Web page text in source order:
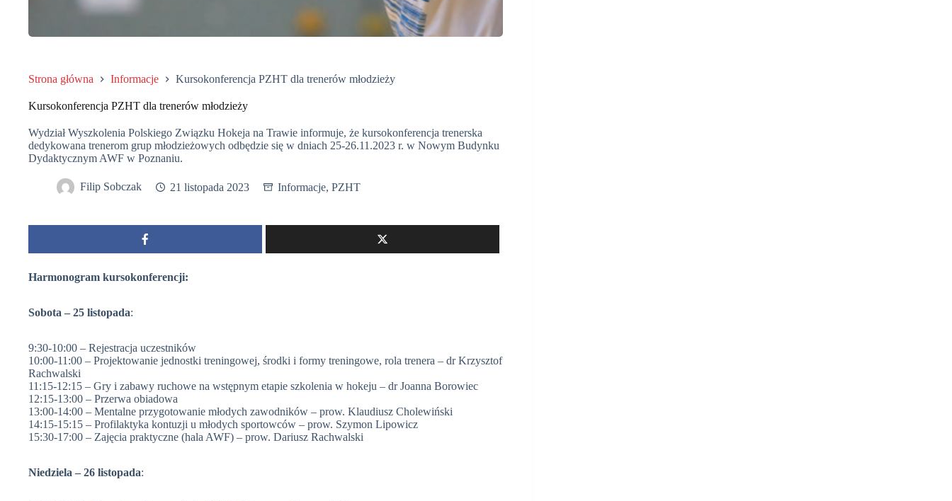
Strona główna Informacje Kursokonferencja PZHT dla trenerów młodzieży
Kursokonferencja PZHT dla trenerów młodzieży
Wydział Wyszkolenia Polskiego Związku Hokeja na Trawie informuje, że kursokonferencja trenerska
dedykowana trenerom grup młodzieżowych odbędzie się w dniach 25-26.11.2023 r. w Nowym Budynku
Dydaktycznym AWF w Poznaniu.
Filip Sobczak 21 listopada 2023 Informacje, PZHT
Harmonogram kursokonferencji:
Sobota – 25 listopada:
9:30-10:00 – Rejestracja uczestników
10:00-11:00 – Projektowanie jednostki treningowej, środki i formy treningowe, rola trenera – dr Krzysztof
Rachwalski
11:15-12:15 – Gry i zabawy ruchowe na wstępnym etapie szkolenia w hokeju – dr Joanna Borowiec
12:15-13:00 – Przerwa obiadowa
13:00-14:00 – Mentalne przygotowanie młodych zawodników – prow. Klaudiusz Cholewiński
14:15-15:15 – Profilaktyka kontuzji u młodych sportowców – prow. Szymon Lipowicz
15:30-17:00 – Zajęcia praktyczne (hala AWF) – prow. Dariusz Rachwalski
Niedziela – 26 listopada: